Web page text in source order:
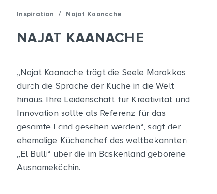
Inspiration / Najat Kaanache
NAJAT KAANACHE
„Najat Kaanache trägt die Seele Marokkos
durch die Sprache der Küche in die Welt
hinaus. Ihre Leidenschaft für Kreativität und
Innovation sollte als Referenz für das
gesamte Land gesehen werden“, sagt der
ehemalige Küchenchef des weltbekannten
„El Bulli“ über die im Baskenland geborene
Ausnameköchin.